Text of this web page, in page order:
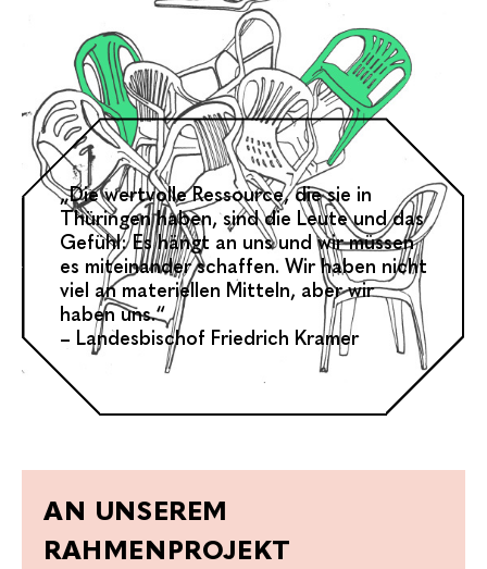
„Die wertvolle Ressource, die sie in
Thüringen haben, sind die Leute und das
Gefühl: Es hängt an uns und wir müssen
es miteinander schaffen. Wir haben nicht
viel an materiellen Mitteln, aber wir
haben uns.“
– Landesbischof Friedrich Kramer
AN UNSEREM
RAHMENPROJEKT